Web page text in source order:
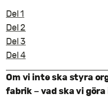
Del 1
Del 2
Del 3
Del 4
Om vi inte ska styra
fabrik – vad ska vi